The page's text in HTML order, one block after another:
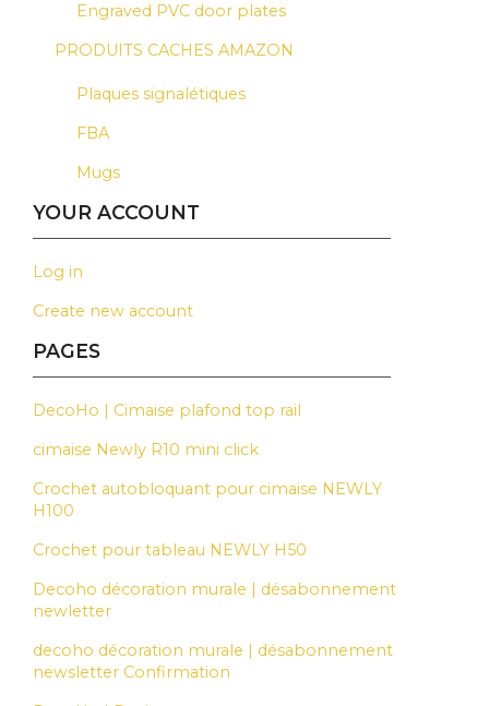
Engraved PVC door plates
PRODUITS CACHES AMAZON
Plaques signalétiques
FBA
Mugs
YOUR ACCOUNT
Log in
Create new account
PAGES
DecoHo | Cimaise plafond top rail
cimaise Newly R10 mini click
Crochet autobloquant pour cimaise NEWLY
H100
Crochet pour tableau NEWLY H50
Decoho décoration murale | désabonnement
newletter
decoho décoration murale | désabonnement
newsletter Confirmation